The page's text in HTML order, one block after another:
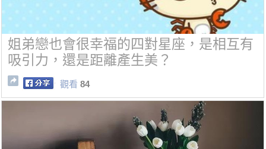
姐弟戀也會很幸福的四對星座，是相互有
吸引力，還是距離產生美？
觀看 84